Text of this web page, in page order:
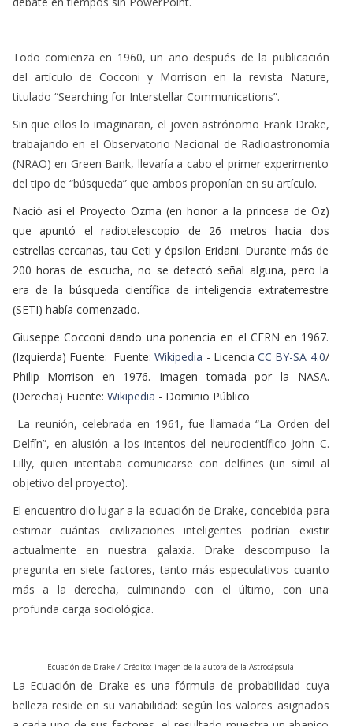
Todo comienza en 1960, un año después de la publicación
del artículo de Cocconi y Morrison en la revista Nature,
titulado “Searching for Interstellar Communications”.
Sin que ellos lo imaginaran, el joven astrónomo Frank Drake,
trabajando en el Observatorio Nacional de Radioastronomía
(NRAO) en Green Bank, llevaría a cabo el primer experimento
del tipo de “búsqueda” que ambos proponían en su artículo.
Nació así el Proyecto Ozma (en honor a la princesa de Oz)
que apuntó el radiotelescopio de 26 metros hacia dos
estrellas cercanas, tau Ceti y épsilon Eridani. Durante más de
200 horas de escucha, no se detectó señal alguna, pero la
era de la búsqueda científica de inteligencia extraterrestre
(SETI) había comenzado.
Giuseppe Cocconi dando una ponencia en el CERN en 1967.
(Izquierda) Fuente: Fuente:Wikipedia - LicenciaCC BY-SA 4.0/
Philip Morrison en 1976. Imagen tomada por la NASA.
(Derecha) Fuente: Wikipedia - Dominio Público
La reunión, celebrada en 1961, fue llamada “La Orden del
Delfín”, en alusión a los intentos del neurocientífico John C.
Lilly, quien intentaba comunicarse con delfines (un símil al
objetivo del proyecto).
El encuentro dio lugar a la ecuación de Drake, concebida para
estimar cuántas civilizaciones inteligentes podrían existir
actualmente en nuestra galaxia. Drake descompuso la
pregunta en siete factores, tanto más especulativos cuanto
más a la derecha, culminando con el último, con una
profunda carga sociológica.
Ecuación de Drake / Crédito: imagen de la autora de la Astrocápsula
La Ecuación de Drake es una fórmula de probabilidad cuya
belleza reside en su variabilidad: según los valores asignados